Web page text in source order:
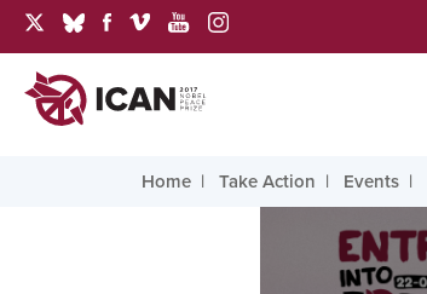
Home Take Action Events